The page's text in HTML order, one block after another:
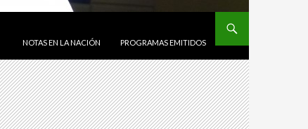
NOTAS EN LA NACIÓN PROGRAMAS EMITIDOS